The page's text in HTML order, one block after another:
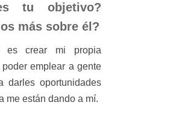
tu objetivo?
más sobre él?
es crear mi propia
emplear a gente
darles oportunidades
me están dando a mí.